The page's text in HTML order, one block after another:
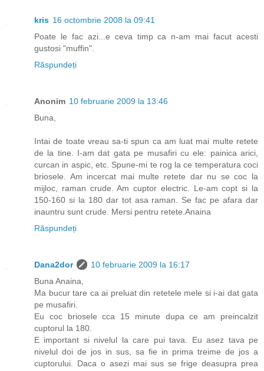
kris 16 octombrie 2008 la 09:41
Poate le fac azi...e ceva timp ca n-am mai facut acesti
gustosi "muffin".
Răspundeți
Anonim 10 februarie 2009 la 13:46
Buna,
Intai de toate vreau sa-ti spun ca am luat mai multe retete
de la tine. I-am dat gata pe musafiri cu ele: painica arici,
curcan in aspic, etc. Spune-mi te rog la ce temperatura coci
briosele. Am incercat mai multe retete dar nu se coc la
mijloc, raman crude. Am cuptor electric. Le-am copt si la
150-160 si la 180 dar tot asa raman. Se fac pe afara dar
inauntru sunt crude. Mersi pentru retete.Anaina
Răspundeți
Dana2dor
10 februarie 2009 la 16:17
Buna Anaina,
Ma bucur tare ca ai preluat din retetele mele si i-ai dat gata
pe musafiri.
Eu coc briosele cca 15 minute dupa ce am preincalzit
cuptorul la 180.
E important si nivelul la care pui tava. Eu asez tava pe
nivelul doi de jos in sus, sa fie in prima treime de jos a
cuptorului. Daca o asezi mai sus se frige deasupra prea